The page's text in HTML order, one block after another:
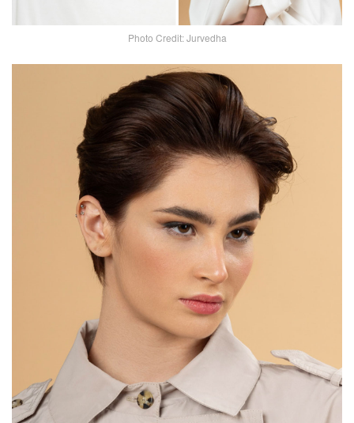
Photo Credit: Jurvedha